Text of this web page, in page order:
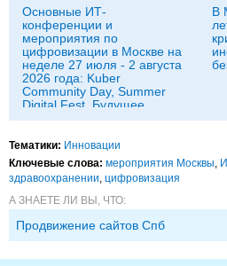
Основные ИТ-
конференции и
мероприятия по
цифровизации в Москве на
неделе 27 июля - 2 августа
2026 года: Kuber
Community Day, Summer
Digital Fest, Будущее
исследований в
В
Тематики: Инновации
Ключевые слова: мероприятия Москвы
здравоохранении цифровизация
А ЗНАЕТЕ ЛИ ВЫ, ЧТО:
Продвижение сайтов Спб